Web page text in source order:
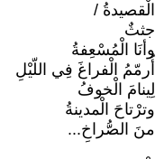
الْقصيدةُ /
جثثٌ
وأنَا الْمُسْعِفةُ
أُرمّمُ الْفراغَ فِي اللّيْلِ
لِينامَ الْخوفُ
وترْتاحَ الْمدينةُ
منَ الصُّراخِ...